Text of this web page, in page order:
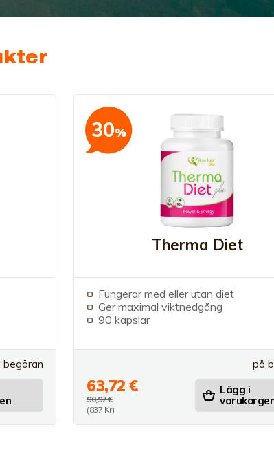
begäran
Therma Diet
Fungerar med eller utan diet
Ger maximal viktnedgång
90 kapslar
på
63,72 €
90,97 €
(837 Kr)
Lägg i
30%